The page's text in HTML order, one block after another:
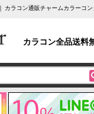
カラコン通販チャームカラーコン
カラコン全品送料